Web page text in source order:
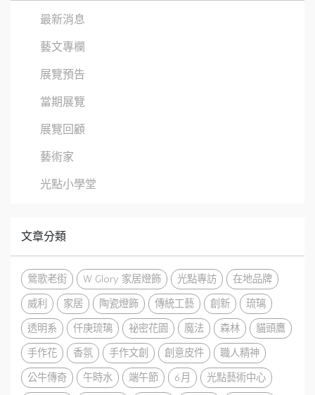
最新消息
藝文專欄
展覽預告
當期展覽
展覽回顧
藝術家
光點小學堂
文章分類
鶯歌老街 W Glory 家居燈飾 光點專訪
在地品牌
威利
家居 陶瓷燈飾 傳統工藝 創新
琉璃
透明系
仟庚琉璃 祕密花園 魔法 森林
貓頭鷹
手作花
香氛 手作文創 創意皮件
職人精神
公牛傳奇
午時水 端午節 6月
光點藝術中心